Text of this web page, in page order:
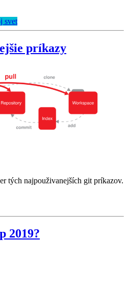
svet
príkazy
tých najpouživanejších git príkazov.
2019?